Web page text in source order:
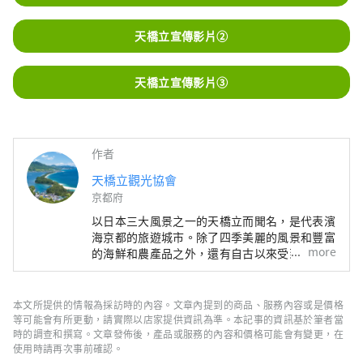
外國旅遊資訊中心，並提供英語服務。
天橋立宣傳影片②
天橋立宣傳影片③
作者
天橋立觀光協會
京都府
以日本三大風景之一的天橋立而聞名，是代表濱
海京都的旅遊城市。除了四季美麗的風景和豐富
的海鮮和農產品之外，還有自古以來受到人們崇
敬的寺廟和神社，以及讓人想起舊城下町和北前
外的人。Masu。 我們的辦公室和旅遊諮詢中心
位於京都丹後鐵道宮豐線的天橋立站內。我們被
日本國家旅遊局（JNTO）認證為外國旅遊資訊
中心，並提供英語服務。
more
本文所提供的情報為採訪時的內容。文章內提到的商品、服務內容或是價格
等可能會有所更動，請實際以店家提供資訊為準。本記事的資訊基於筆者當
時的調查和撰寫。文章發佈後，產品或服務的內容和價格可能會有變更，在
使用時請再次事前確認。